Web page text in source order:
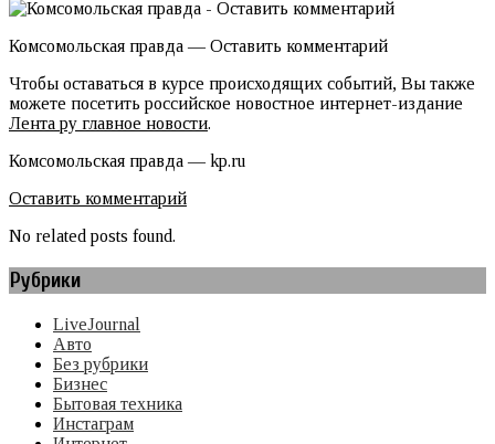
Комсомольская правда — Оставить комментарий
Чтобы оставаться в курсе происходящих событий, Вы также
можете посетить российское новостное интернет-издание
Лента ру главное новости.
Комсомольская правда — kp.ru
Оставить комментарий
No related posts found.
Рубрики
LiveJournal
Авто
Без рубрики
Бизнес
Бытовая техника
Инстаграм